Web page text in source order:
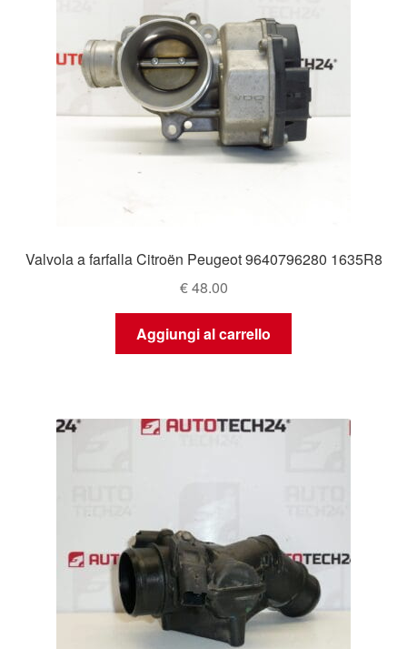
Valvola a farfalla Citroën Peugeot 9640796280 1635R8
€48.00
Aggiungi al carrello